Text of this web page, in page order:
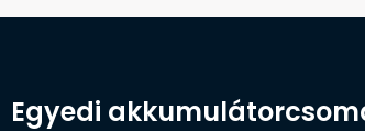
Egyedi